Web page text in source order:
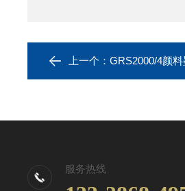
上一个： GRS2000/4颜
服务热线